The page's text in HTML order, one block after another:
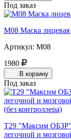
Под заказ
М08 Маска лицевая
Артикул: М08
1980
В корзину
Под заказ
Т29 "Максим ОБЗР"
легочной и